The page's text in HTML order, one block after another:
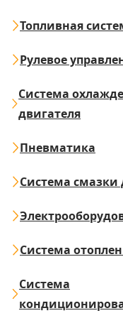
Топливная
Рулевое
Система
двигателя
Пневматика
Система смазки
Система
Система